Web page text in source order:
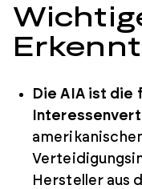
Die AIA ist die
Hersteller aus